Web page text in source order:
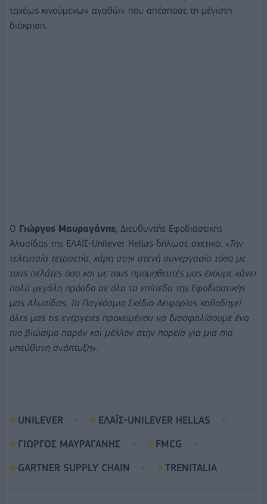
ταχέως κινούμενων αγαθών που απέσπασε τη μέγιστη
διάκριση.
Ο Γιώργος Μαυραγάνης , Διευθυντής Εφοδιαστικής
Αλυσίδας της ΕΛΑΪΣ-Unilever Hellas δήλωσε σχετικά: «Την
τελευταία τετραετία, χάρη στην στενή συνεργασία τόσο με
τους πελάτες όσο και με τους προμηθευτές μας έχουμε κάνει
πολύ μεγάλη πρόοδο σε όλα τα επίπεδα της Εφοδιαστικής
μας Αλυσίδας. Το Παγκόσμιο Σχέδιο Αειφορίας καθοδηγεί
όλες μας τις ενέργειες προκειμένου να διασφαλίσουμε ένα
πιο βιώσιμο παρόν και μέλλον στην πορεία για μια πιο
υπεύθυνη ανάπτυξη».
UNILEVER
ΕΛΑΪΣ-UNILEVER HELLAS
ΓΙΩΡΓΟΣ ΜΑΥΡΑΓΑΝΗΣ
FMCG
GARTNER SUPPLY CHAIN
TRENITALIA